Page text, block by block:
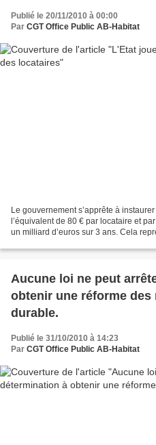
Publié le 20/11/2010 à 00:00
Par CGT Office Public AB-Habitat
Le gouvernement s’apprête à
l’équivalent de 80 € par locataire et
un milliard d’euros sur 3 ans. Cela
Aucune loi ne peut
obtenir une réforme des
durable.
Publié le 31/10/2010 à 14:23
Par CGT Office Public AB-Habitat